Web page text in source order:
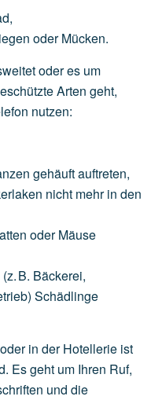
oder Mücken.
oder es um
Arten geht,
nutzen:
gehäuftauftreten,
nicht mehr in den
oder Mäuse
(z.B. Bäckerei,
Schädlinge
in der Hotellerie ist
Es geht um Ihren Ruf,
und die